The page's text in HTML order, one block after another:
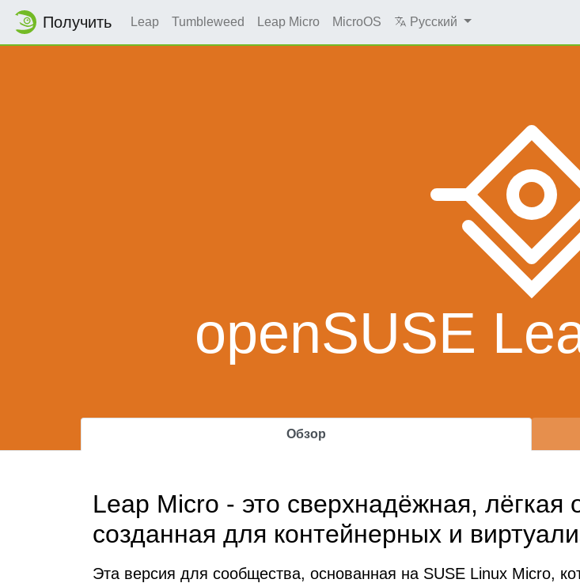
Получить Leap Tumbleweed Leap Micro MicroOS Русский
openSUSE
Обзор
Leap Micro - это сверхнадёжная, лёгкая
созданная для контейнерных и
Эта версия для сообщества, основанная на SUSE Linux Micro,